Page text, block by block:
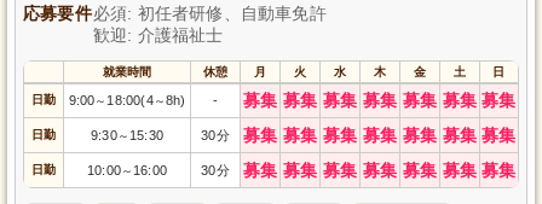
応募要件必須: 初任者研修、自動車免許
歓迎: 介護福祉士
就業時間 休憩 月 火 水 木 金 土 日
日勤 9:00～ 18:00(4～8h) - 募集 募集 募集 募集 募集 募集 募集
日勤 9:30～ 15:30 30分 募集 募集 募集 募集 募集 募集 募集
日勤 10:00～ 16:00 30分 募集 募集 募集 募集 募集 募集 募集